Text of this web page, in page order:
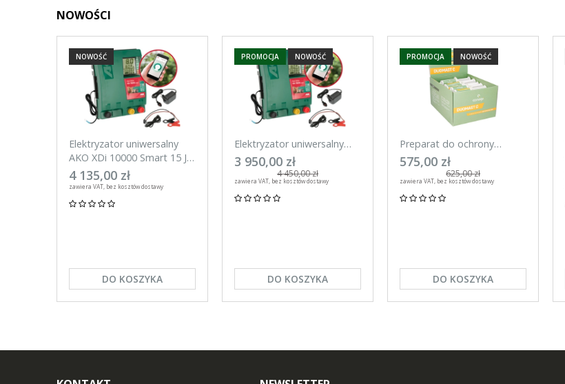
NOWOŚCI
Elektryzator uniwersalny
AKO XDi 10000 Smart 15 J
Aplikacja na telefon
4 135,00 zł
zawiera VAT, bez kosztów dostawy
DO KOSZYKA
NOWOŚĆ
Elektryzator uniwersalny
AKO XDi 15000 Smart 20 J
Aplikacja na telefon
3 950,00 zł
4 450,00 zł
zawiera VAT, bez kosztów dostawy
DO KOSZYKA
PROMOCJA NOWOŚĆ
Preparat do ochrony
wymienia w okresie laktacji
DuoMast C, Canagri 30
sztuk
575,00 zł
625,00 zł
zawiera VAT, bez kosztów dostawy
DO KOSZYKA
PROMOCJA NOWOŚĆ